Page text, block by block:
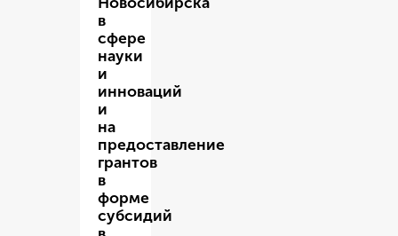
в
сфере
науки
и
инноваций
и
на
предоставление
грантов
в
форме
субсидий